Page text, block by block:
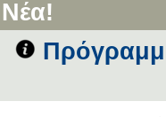
Νέα!